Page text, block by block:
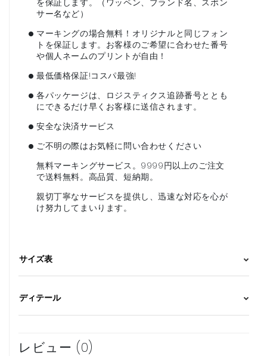
を保証します。（ワッペン、ブランド名、スポン
サー名など）
• マーキングの場合無料！オリジナルと同じフォン
トを保証します。お客様のご希望に合わせた番号
や個人ネームのプリントが自由！
• 最低価格保証!コスパ最強!
• 各パッケージは、ロジスティクス追跡番号ととも
にできるだけ早くお客様に送信されます。
• 安全な決済サービス
• ご不明の際はお気軽に問い合わせください
無料マーキングサービス。9999円以上のご注文
で送料無料。高品質、短納期。
親切丁寧なサービスを提供し、迅速な対応を心が
け努力してまいります。
サイズ表
ディテール
レビュー (0)